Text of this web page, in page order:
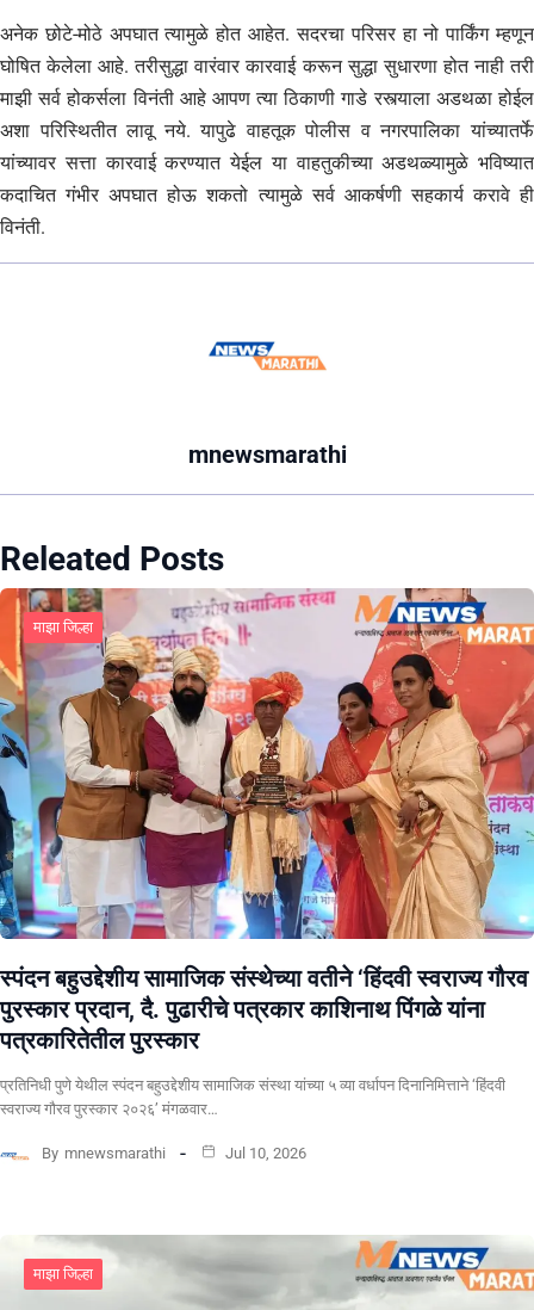
अनेक छोटे-मोठे अपघात त्यामुळे होत आहेत. सदरचा परिसर हा नो पार्किंग म्हणून
घोषित केलेला आहे. तरीसुद्धा वारंवार कारवाई करून सुद्धा सुधारणा होत नाही तरी
माझी सर्व होकर्सला विनंती आहे आपण त्या ठिकाणी गाडे रस्त्याला अडथळा होईल
अशा परिस्थितीत लावू नये. यापुढे वाहतूक पोलीस व नगरपालिका यांच्यातर्फे
यांच्यावर सत्ता कारवाई करण्यात येईल या वाहतुकीच्या अडथळ्यामुळे भविष्यात
कदाचित गंभीर अपघात होऊ शकतो त्यामुळे सर्व आकर्षणी सहकार्य करावे ही
विनंती.
mnewsmarathi
Releated Posts
माझा जिल्हा
स्पंदन बहुउद्देशीय सामाजिक संस्थेच्या वतीने ‘हिंदवी स्वराज्य गौरव
पुरस्कार प्रदान, दै. पुढारीचे पत्रकार काशिनाथ पिंगळे यांना
पत्रकारितेतील पुरस्कार
प्रतिनिधी पुणे येथील स्पंदन बहुउद्देशीय सामाजिक संस्था यांच्या ५ व्या वर्धापन दिनानिमित्ताने ‘हिंदवी
स्वराज्य गौरव पुरस्कार २०२६’ मंगळवार…
By mnewsmarathi Jul 10, 2026
माझा जिल्हा